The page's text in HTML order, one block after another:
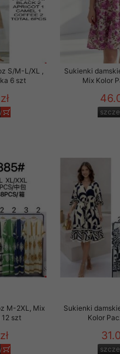
S/M-L/XL ,
6 szt
Sukienki
Mix Kolor
M-2XL, Mix
szt
Sukienki
Kolor